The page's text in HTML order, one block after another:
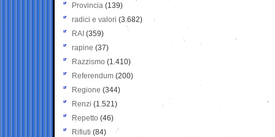
Provincia (139)
radici e valori (3.682)
RAI (359)
rapine (37)
Razzismo (1.410)
Referendum (200)
Regione (344)
Renzi (1.521)
Repetto (46)
Rifiuti (84)